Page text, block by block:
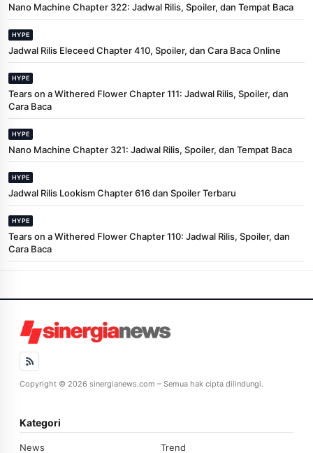
Nano Machine Chapter 322: Jadwal Rilis, Spoiler, dan Tempat Baca
HYPE
Jadwal Rilis Eleceed Chapter 410, Spoiler, dan Cara Baca Online
HYPE
Tears on a Withered Flower Chapter 111: Jadwal Rilis, Spoiler, dan
Cara Baca
HYPE
Nano Machine Chapter 321: Jadwal Rilis, Spoiler, dan Tempat Baca
HYPE
Jadwal Rilis Lookism Chapter 616 dan Spoiler Terbaru
HYPE
Tears on a Withered Flower Chapter 110: Jadwal Rilis, Spoiler, dan
Cara Baca
Copyright © 2026 sinergianews.com – Semua hak cipta dilindungi.
Kategori
News Trend